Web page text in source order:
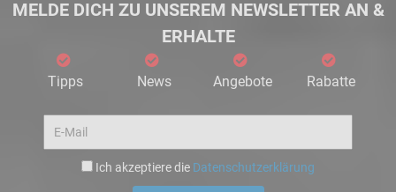
MELDE DICH ZU UNSEREM NEWSLETTER AN &
ERHALTE
Tipps News Angebote Rabatte
Ich akzeptiere die Datenschutzerklärung